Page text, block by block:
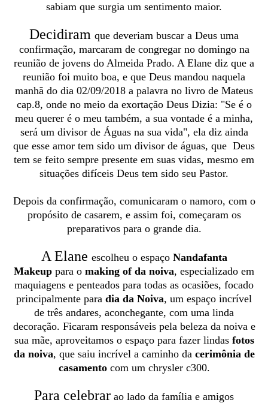
sabiam que surgia um sentimento maior.
Decidiram que deveriam buscar a Deus uma
confirmação, marcaram de congregar no domingo na
reunião de jovens do Almeida Prado. A Elane diz que a
reunião foi muito boa, e que Deus mandou naquela
manhã do dia 02/09/2018 a palavra no livro de Mateus
cap.8, onde no meio da exortação Deus Dizia: "Se é o
meu querer é o meu também, a sua vontade é a minha,
será um divisor de Águas na sua vida", ela diz ainda
que esse amor tem sido um divisor de águas, que Deus
tem se feito sempre presente em suas vidas, mesmo em
situações difíceis Deus tem sido seu Pastor.
Depois da confirmação, comunicaram o namoro, com o
propósito de casarem, e assim foi, começaram os
preparativos para o grande dia.
A Elane escolheu o espaço Nandafanta
Makeup para o making of da noiva, especializado em
maquiagens e penteados para todas as ocasiões, focado
principalmente para dia da Noiva, um espaço incrível
de três andares, aconchegante, com uma linda
decoração. Ficaram responsáveis pela beleza da noiva e
sua mãe, aproveitamos o espaço para fazer lindas fotos
da noiva, que saiu incrível a caminho da cerimônia de
casamentocom um chrysler c300.
Para celebrar ao lado da família e amigos